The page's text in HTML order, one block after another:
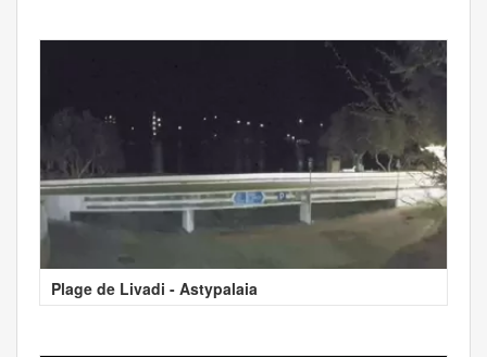
Plage de Livadi - Astypalaia